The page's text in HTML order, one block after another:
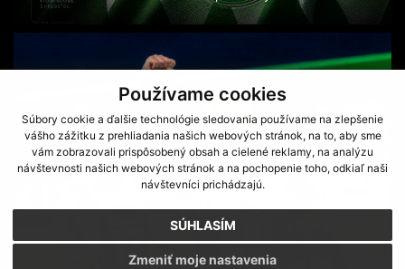
Používame cookies
Súbory cookie a ďalšie technológie sledovania používame na zlepšenie
vášho zážitku z prehliadania našich webových stránok, na to, aby sme
vám zobrazovali prispôsobený obsah a cielené reklamy, na analýzu
návštevnosti našich webových stránok a na pochopenie toho, odkiaľ naši
návštevníci prichádzajú.
SÚHLASÍM
Zmeniť moje nastavenia